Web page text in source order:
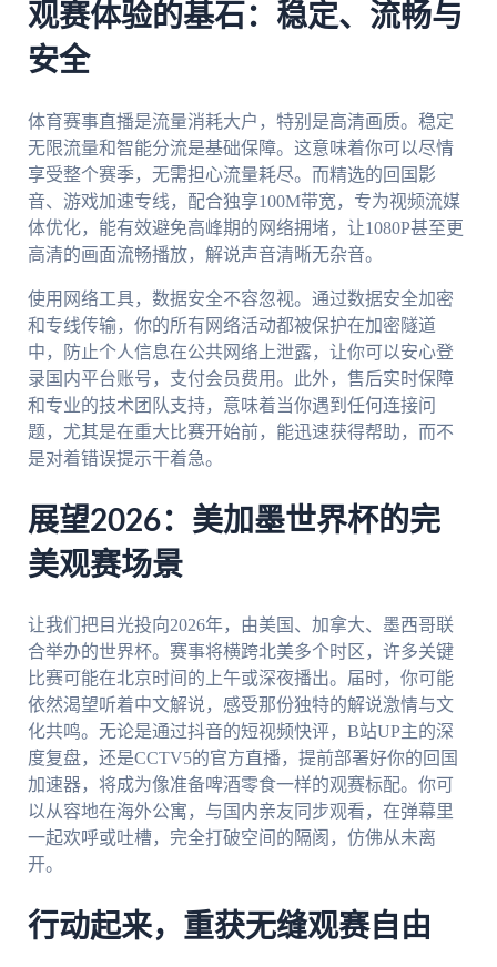
观赛体验的基石：稳定、流畅与
安全
体育赛事直播是流量消耗大户，特别是高清画质。稳定
无限流量和智能分流是基础保障。这意味着你可以尽情
享受整个赛季，无需担心流量耗尽。而精选的回国影
音、游戏加速专线，配合独享100M带宽，专为视频流媒
体优化，能有效避免高峰期的网络拥堵，让1080P甚至更
高清的画面流畅播放，解说声音清晰无杂音。
使用网络工具，数据安全不容忽视。通过数据安全加密
和专线传输，你的所有网络活动都被保护在加密隧道
中，防止个人信息在公共网络上泄露，让你可以安心登
录国内平台账号，支付会员费用。此外，售后实时保障
和专业的技术团队支持，意味着当你遇到任何连接问
题，尤其是在重大比赛开始前，能迅速获得帮助，而不
是对着错误提示干着急。
展望2026：美加墨世界杯的完
美观赛场景
让我们把目光投向2026年，由美国、加拿大、墨西哥联
合举办的世界杯。赛事将横跨北美多个时区，许多关键
比赛可能在北京时间的上午或深夜播出。届时，你可能
依然渴望听着中文解说，感受那份独特的解说激情与文
化共鸣。无论是通过抖音的短视频快评，B站UP主的深
度复盘，还是CCTV5的官方直播，提前部署好你的回国
加速器，将成为像准备啤酒零食一样的观赛标配。你可
以从容地在海外公寓，与国内亲友同步观看，在弹幕里
一起欢呼或吐槽，完全打破空间的隔阂，仿佛从未离
开。
行动起来，重获无缝观赛自由